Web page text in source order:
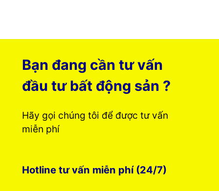
Bạn đang cần tư vấn
đầu tư bất động sản ?
Hãy gọi chúng tôi để được tư vấn
miễn phí
Hotline tư vấn miễn phí (24/7)